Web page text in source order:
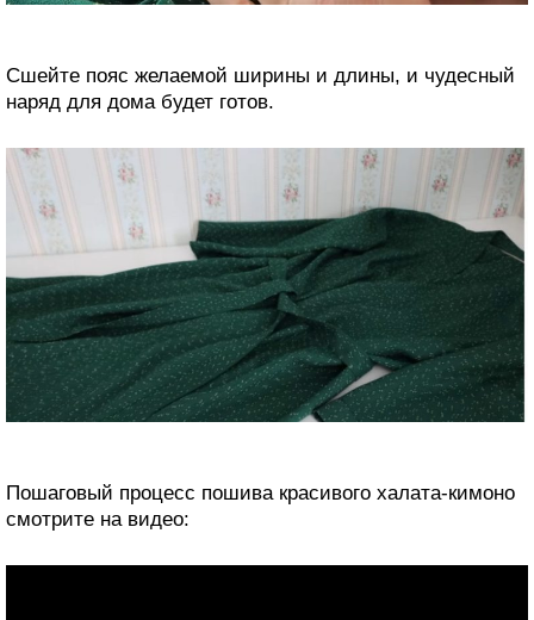
Сшейте пояс желаемой ширины и длины, и чудесный
наряд для дома будет готов.
Пошаговый процесс пошива красивого халата-кимоно
смотрите на видео: